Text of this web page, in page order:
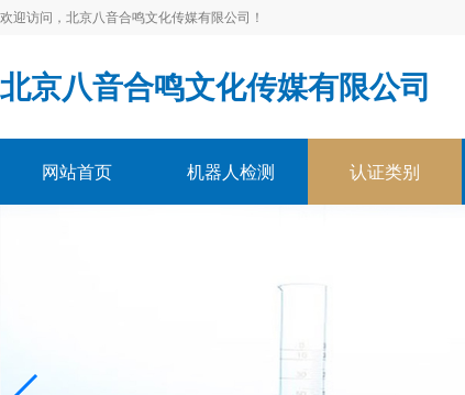
欢迎访问，北京八音合鸣文化传媒有限公司！
北京八音合鸣文化传媒有限公司
网站首页 机器人检测 认证类别